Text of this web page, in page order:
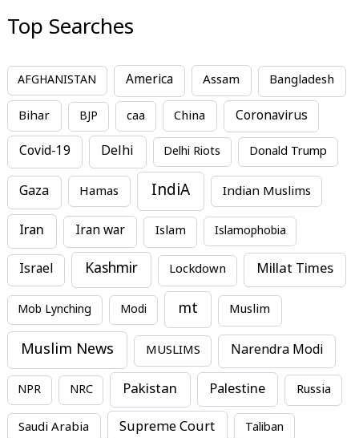
Top Searches
AFGHANISTAN America Assam Bangladesh
Bihar BJP caa China Coronavirus
Covid-19 Delhi Delhi Riots Donald Trump
Gaza Hamas IndiA Indian Muslims
Iran Iran war Islam Islamophobia
Israel Kashmir Lockdown Millat Times
Mob Lynching Modi mt Muslim
Muslim News MUSLIMS Narendra Modi
NPR NRC Pakistan Palestine Russia
Saudi Arabia Supreme Court Taliban